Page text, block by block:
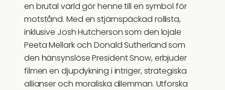
en brutal värld gör henne till en symbol för
motstånd. Med en stjärnspäckad rollista,
inklusive Josh Hutcherson som den lojale
Peeta Mellark och Donald Sutherland som
den hänsynslöse President Snow, erbjuder
filmen en djupdykning i intriger, strategiska
allianser och moraliska dilemman. Utforska